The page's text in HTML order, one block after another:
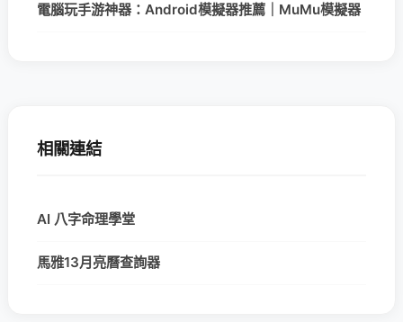
電腦玩手游神器：Android模擬器推薦｜MuMu模擬器
相關連結
AI 八字命理學堂
馬雅13月亮曆查詢器